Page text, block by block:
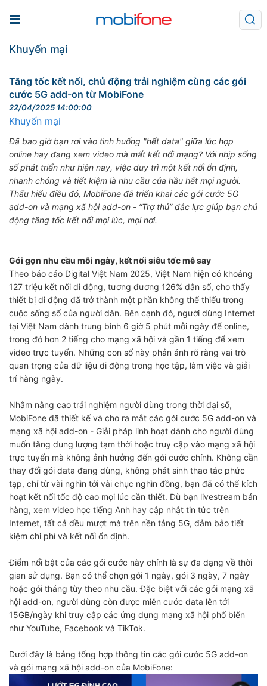
Khuyến mại
Tăng tốc kết nối, chủ động trải nghiệm cùng các gói
cước 5G add-on từ MobiFone
22/04/2025 14:00:00
Khuyến mại
Đã bao giờ bạn rơi vào tình huống "hết data" giữa lúc họp
online hay đang xem video mà mất kết nối mạng? Với nhịp sống
số phát triển như hiện nay, việc duy trì một kết nối ổn định,
nhanh chóng và tiết kiệm là nhu cầu của hầu hết mọi người.
Thấu hiểu điều đó, MobiFone đã triển khai các gói cước 5G
add-on và mạng xã hội add-on - “Trợ thủ” đắc lực giúp bạn chủ
động tăng tốc kết nối mọi lúc, mọi nơi.
Gói gọn nhu cầu mỗi ngày, kết nối siêu tốc mê say
Theo báo cáo Digital Việt Nam 2025, Việt Nam hiện có khoảng
127 triệu kết nối di động, tương đương 126% dân số, cho thấy
thiết bị di động đã trở thành một phần không thể thiếu trong
cuộc sống số của người dân. Bên cạnh đó, người dùng Internet
tại Việt Nam dành trung bình 6 giờ 5 phút mỗi ngày để online,
trong đó hơn 2 tiếng cho mạng xã hội và gần 1 tiếng để xem
video trực tuyến. Những con số này phản ánh rõ ràng vai trò
quan trọng của dữ liệu di động trong học tập, làm việc và giải
trí hàng ngày.
Nhằm nâng cao trải nghiệm người dùng trong thời đại số,
MobiFone đã thiết kế và cho ra mắt các gói cước 5G add-on và
mạng xã hội add-on - Giải pháp linh hoạt dành cho người dùng
muốn tăng dung lượng tạm thời hoặc truy cập vào mạng xã hội
trực tuyến mà không ảnh hưởng đến gói cước chính. Không cần
thay đổi gói data đang dùng, không phát sinh thao tác phức
tạp, chỉ từ vài nghìn tới vài chục nghìn đồng, bạn đã có thể kích
hoạt kết nối tốc độ cao mọi lúc cần thiết. Dù bạn livestream bán
hàng, xem video học tiếng Anh hay cập nhật tin tức trên
Internet, tất cả đều mượt mà trên nền tảng 5G, đảm bảo tiết
kiệm chi phí và kết nối ổn định.
Điểm nổi bật của các gói cước này chính là sự đa dạng về thời
gian sử dụng. Bạn có thể chọn gói 1 ngày, gói 3 ngày, 7 ngày
hoặc gói tháng tùy theo nhu cầu. Đặc biệt với các gói mạng xã
hội add-on, người dùng còn được miễn cước data lên tới
15GB/ngày khi truy cập các ứng dụng mạng xã hội phổ biến
như YouTube, Facebook và TikTok.
Dưới đây là bảng tổng hợp thông tin các gói cước 5G add-on
và gói mạng xã hội add-on của MobiFone: